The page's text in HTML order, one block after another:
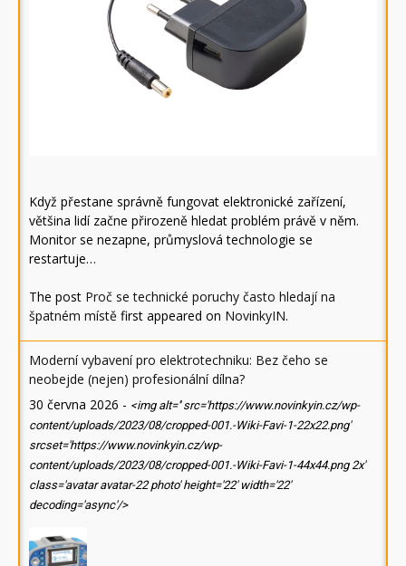
Když přestane správně fungovat elektronické zařízení,
většina lidí začne přirozeně hledat problém právě v něm.
Monitor se nezapne, průmyslová technologie se
restartuje…
The post Proč se technické poruchy často hledají na
špatném místě first appeared on NovinkyIN.
Moderní vybavení pro elektrotechniku: Bez čeho se
neobejde (nejen) profesionální dílna?
30 června 2026 - <img alt='' src='https://www.novinkyin.cz/wp-
content/uploads/2023/08/cropped-001.-Wiki-Favi-1-22x22.png'
srcset='https://www.novinkyin.cz/wp-
content/uploads/2023/08/cropped-001.-Wiki-Favi-1-44x44.png 2x'
class='avatar avatar-22 photo' height='22' width='22'
decoding='async'/>